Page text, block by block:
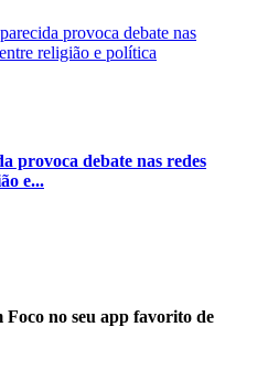
provoca debate nas redes
e...
Foco no seu app favorito de